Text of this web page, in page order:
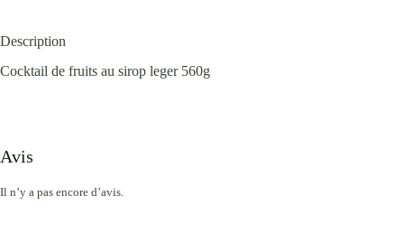
Description
Cocktail de fruits au sirop leger 560g
Avis
Il n’y a pas encore d’avis.